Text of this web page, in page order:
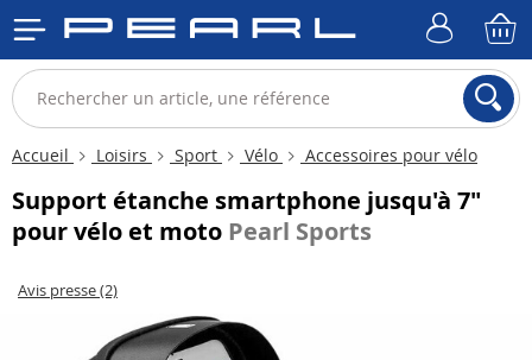
Accueil Loisirs Sport Vélo Accessoires pour vélo
Support étanche smartphone jusqu'à 7"
pour vélo et moto Pearl Sports
Avis presse (2)